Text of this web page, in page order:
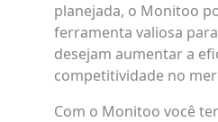
planejada, o Monitoo
ferramenta valiosa
desejam aumentar a
competitividade no
Com o Monitoo você